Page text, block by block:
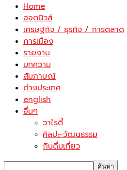
Home
ฮอตนิวส์
เศรษฐกิจ / ธุรกิจ / การตลาด
การเมือง
รายงาน
บทความ
สัมภาษณ์
ต่างประเทศ
english
อื่นๆ
วาไรตี้
ศิลปะ-วัฒนธรรม
กินดื่มเที่ยว